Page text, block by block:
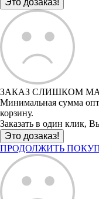
ЗАКАЗ СЛИШКОМ
Минимальная сумма
корзину.
Заказать в один клик,
ПРОДОЛЖИТЬ